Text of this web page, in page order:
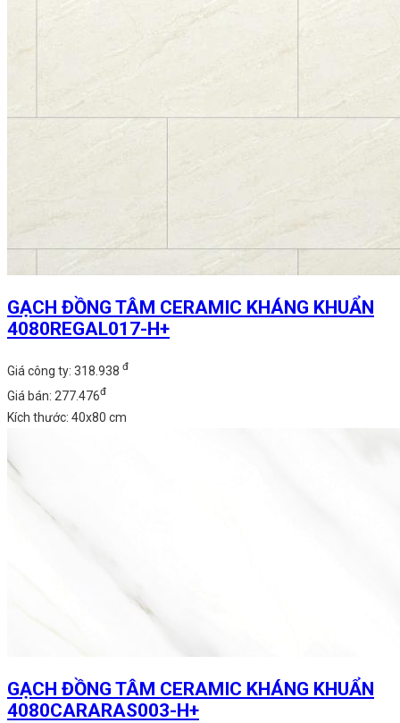
GẠCH ĐỒNG TÂM CERAMIC KHÁNG KHUẨN
4080REGAL017-H+
Giá công ty: 318.938 đ
Giá bán: 277.476đ
Kích thước: 40x80 cm
GẠCH ĐỒNG TÂM CERAMIC KHÁNG KHUẨN
4080CARARAS003-H+